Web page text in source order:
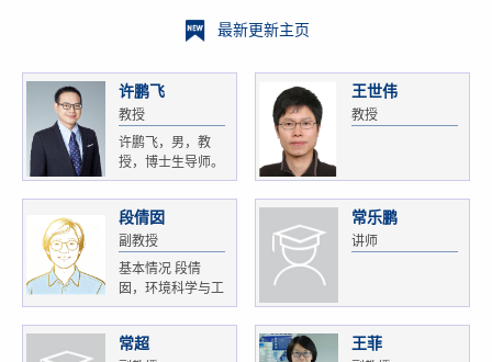
最新更新主页
许鹏飞
教授
许鹏飞，男，教
授，博士生导师。
获...
王世伟
教授
段倩囡
副教授
基本情况 段倩
囡，环境科学与工
程...
常乐鹏
讲师
常超 王菲